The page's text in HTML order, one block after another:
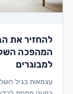
להחזיר את
המהפכה
למבוגרים
עצמאות בגיל